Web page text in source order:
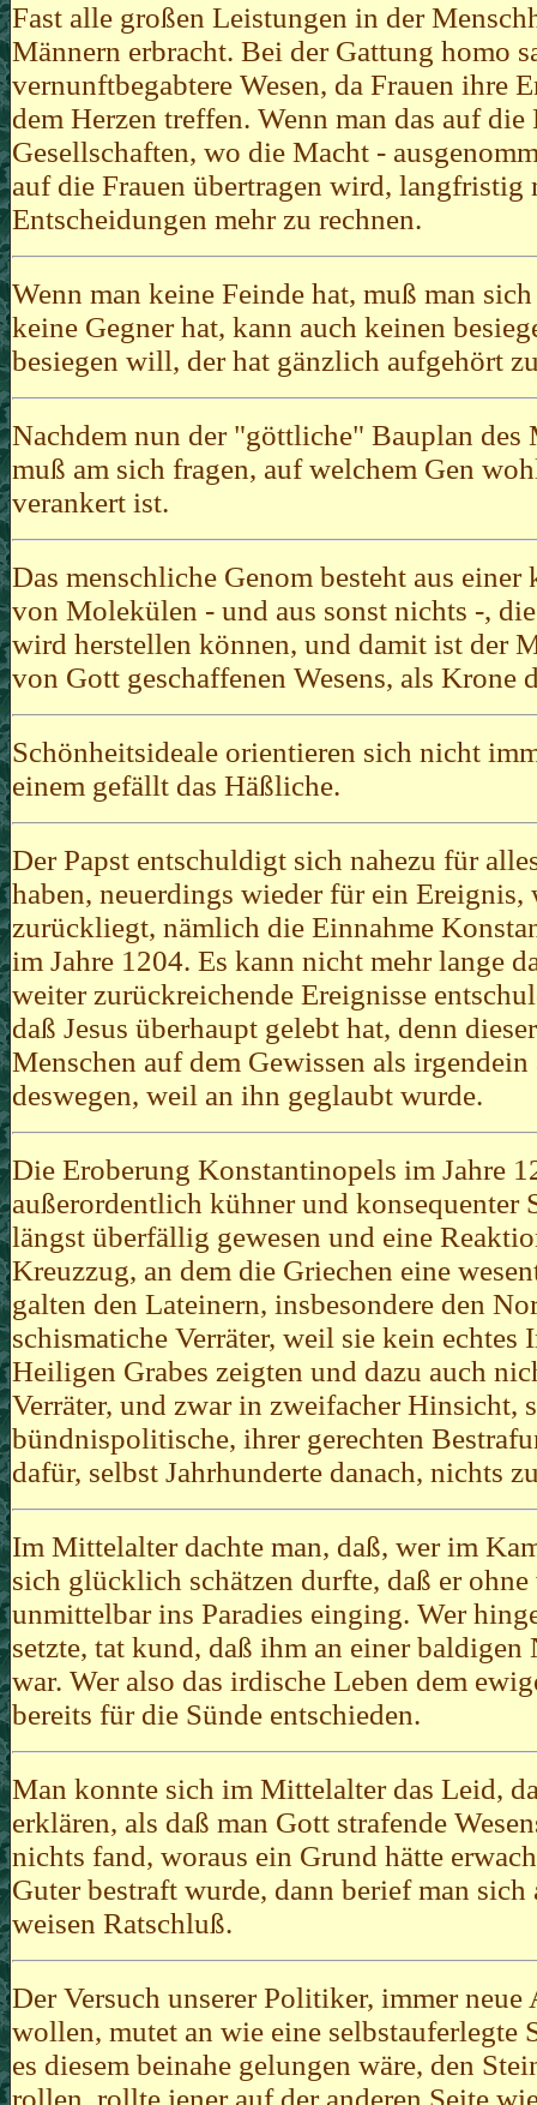
Fast alle großen Leistungen in der
Männern erbracht. Bei der Gattung homo
vernunftbegabtere Wesen, da Frauen ihre
dem Herzen treffen. Wenn man das auf
Gesellschaften, wo die Macht -
auf die Frauen übertragen wird,
Entscheidungen mehr zu rechnen.
Wenn man keine Feinde hat, muß man
keine Gegner hat, kann auch keinen
besiegen will, der hat gänzlich aufgehört
Nachdem nun der "göttliche" Bauplan des
muß am sich fragen, auf welchem Gen
verankert ist.
Das menschliche Genom besteht aus
von Molekülen - und aus sonst nichts -,
wird herstellen können, und damit ist der
von Gott geschaffenen Wesens, als Krone
Schönheitsideale orientieren sich nicht
einem gefällt das Häßliche.
Der Papst entschuldigt sich nahezu für
haben, neuerdings wieder für ein Ereignis,
zurückliegt, nämlich die Einnahme
im Jahre 1204. Es kann nicht mehr lange
weiter zurückreichende Ereignisse
daß Jesus überhaupt gelebt hat, denn
Menschen auf dem Gewissen als
deswegen, weil an ihn geglaubt wurde.
Die Eroberung Konstantinopels im Jahre
außerordentlich kühner und konsequenter
längst überfällig gewesen und eine
Kreuzzug, an dem die Griechen eine
galten den Lateinern, insbesondere den
schismatiche Verräter, weil sie kein echtes
Heiligen Grabes zeigten und dazu auch
Verräter, und zwar in zweifacher Hinsicht,
bündnispolitische, ihrer gerechten
dafür, selbst Jahrhunderte danach, nichts
Im Mittelalter dachte man, daß, wer im
sich glücklich schätzen durfte, daß er
unmittelbar ins Paradies einging. Wer
setzte, tat kund, daß ihm an einer
war. Wer also das irdische Leben dem
bereits für die Sünde entschieden.
Man konnte sich im Mittelalter das Leid,
erklären, als daß man Gott strafende
nichts fand, woraus ein Grund hätte
Guter bestraft wurde, dann berief man
weisen Ratschluß.
Der Versuch unserer Politiker, immer
wollen, mutet an wie eine selbstauferlegte
es diesem beinahe gelungen wäre, den
rollen, rollte jener auf der anderen Seite